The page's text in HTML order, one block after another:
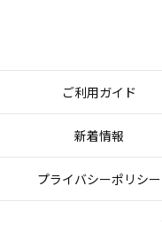
ご利用ガイド
新着情報
プライバシーポリシー